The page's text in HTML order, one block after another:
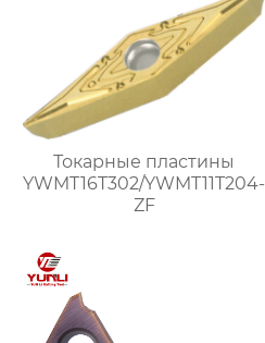
Токарные пластины
YWMT16T302/YWMT11T204-
ZF